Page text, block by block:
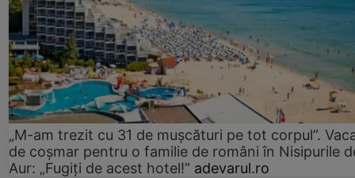
„M-am trezit cu 31 de mușcături pe tot corpul”.
de coșmar pentru o familie de români în Nisipurile
Aur: „Fugiți de acest hotel!” adevarul.ro